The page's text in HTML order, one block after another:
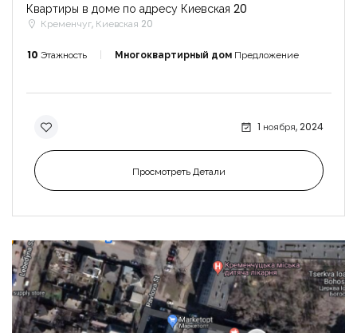
Квартиры в доме по адресу Киевская 20
Кременчуг, Киевская 20
10 Этажность Многоквартирный дом Предложение
1 ноября, 2024
Просмотреть Детали